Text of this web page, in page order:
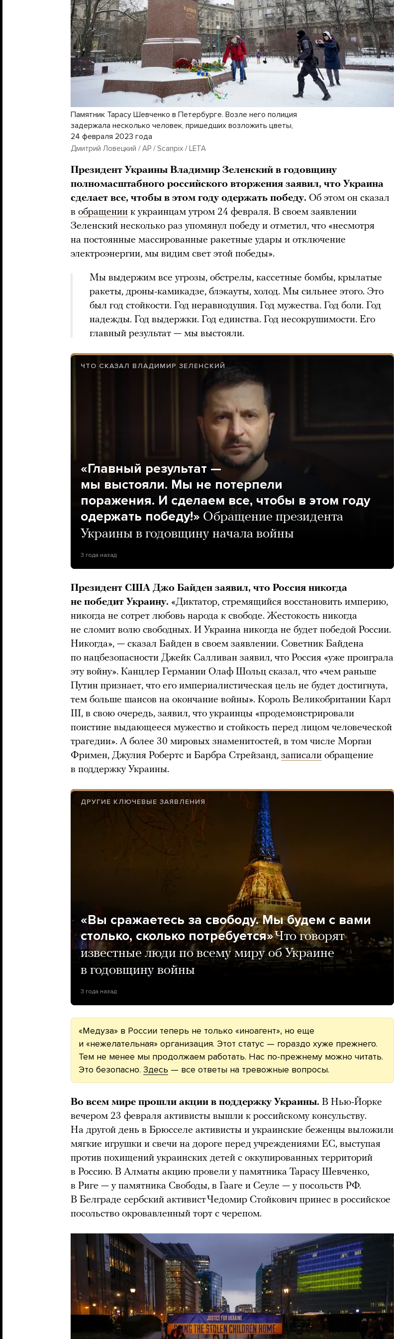
Памятник Тарасу Шевченко в Петербурге. Возле него полиция
задержала несколько человек, пришедших возложить цветы,
24 февраля 2023 года
Дмитрий Ловецкий / AP / Scanpix / LETA
Президент Украины Владимир Зеленский в годовщину
полномасштабного российского вторжения заявил, что Украина
сделает все, чтобы в этом году одержать победу. Об этом он сказал
в обращении к украинцам утром 24 февраля. В своем заявлении
Зеленский несколько раз упомянул победу и отметил, что «несмотря
на постоянные массированные ракетные удары и отключение
электроэнергии, мы видим свет этой победы».
Мы выдержим все угрозы, обстрелы, кассетные бомбы, крылатые
ракеты, дроны-камикадзе, блэкауты, холод. Мы сильнее этого. Это
был год стойкости. Год неравнодушия. Год мужества. Год боли. Год
надежды. Год выдержки. Год единства. Год несокрушимости. Его
главный результат — мы выстояли.
ЧТО СКАЗАЛ ВЛАДИМИР ЗЕЛЕНСКИЙ
«Главный результат —
мы выстояли. Мы не потерпели
поражения. И сделаем все, чтобы в этом году
одержать победу!» Обращение президента
Украины в годовщину начала войны
3 года назад
Президент США Джо Байден заявил, что Россия никогда
не победит Украину. «Диктатор, стремящийся восстановить империю,
никогда не сотрет любовь народа к свободе. Жестокость никогда
не сломит волю свободных. И Украина никогда не будет победой России.
Никогда», — сказал Байден в своем заявлении. Советник Байдена
по нацбезопасности Джейк Салливан заявил, что Россия «уже проиграла
эту войну». Канцлер Германии Олаф Шольц сказал, что «чем раньше
Путин признает, что его империалистическая цель не будет достигнута,
тем больше шансов на окончание войны». Король Великобритании Карл
III, в свою очередь, заявил, что украинцы «продемонстрировали
поистине выдающееся мужество и стойкость перед лицом человеческой
трагедии». А более 30 мировых знаменитостей, в том числе Морган
Фримен, Джулия Робертс и Барбра Стрейзанд, записали обращение
в поддержку Украины.
ДРУГИЕ КЛЮЧЕВЫЕ ЗАЯВЛЕНИЯ
«Вы сражаетесь за свободу. Мы будем с вами
столько, сколько потребуется»Что говорят
известные люди по всему миру об Украине
в годовщину войны
3 года назад
«Медуза» в России теперь не только «иноагент», но еще
и «нежелательная» организация. Этот статус — гораздо хуже прежнего.
Тем не менее мы продолжаем работать. Нас по-прежнему можно читать.
Это безопасно. Здесь — все ответы на тревожные вопросы.
Во всем мире прошли акции в поддержку Украины. В Нью-Йорке
вечером 23 февраля активисты вышли к российскому консульству.
На другой день в Брюсселе активисты и украинские беженцы выложили
мягкие игрушки и свечи на дороге перед учреждениями ЕС, выступая
против похищений украинских детей с оккупированных территорий
в Россию. В Алматы акцию провели у памятника Тарасу Шевченко,
в Риге — у памятника Свободы, в Гааге и Сеуле — у посольств РФ.
В Белграде сербский активист Чедомир Стойкович принес в российское
посольство окровавленный торт с черепом.